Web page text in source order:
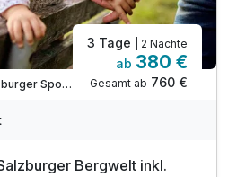
Altenmarkt im Pongau, Salzburger Sportwelt
3 Tage | 2 Nächte
ab 380 €
Gesamt ab 760 €
Bergwelt inkl.